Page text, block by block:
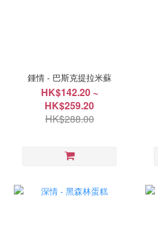
鍾情 - 巴斯克提拉米蘇
HK$142.20 ~
HK$259.20
HK$288.00